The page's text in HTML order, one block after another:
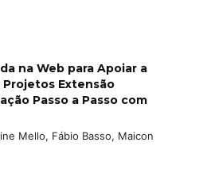
na Web para Apoiar a
Projetos Extensão
Passo a Passo com
Mello, Fábio Basso, Maicon